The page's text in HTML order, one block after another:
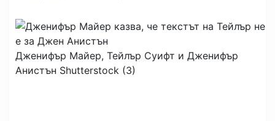
Дженифър Майер, Тейлър Суифт и Дженифър
Анистън Shutterstock (3)